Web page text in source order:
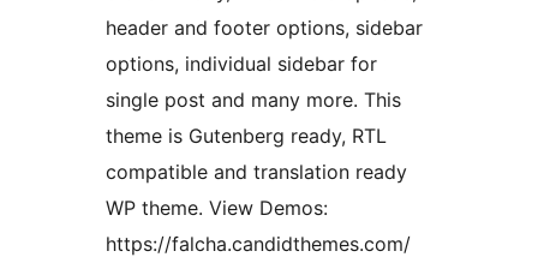
header and footer options, sidebar
options, individual sidebar for
single post and many more. This
theme is Gutenberg ready, RTL
compatible and translation ready
WP theme. View Demos:
https://falcha.candidthemes.com/